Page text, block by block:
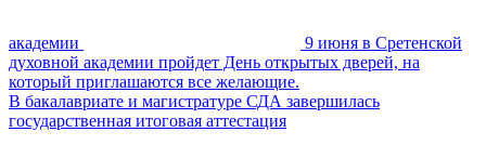
академии
9 июня в Сретенской
духовной академии пройдет День открытых дверей, на
который приглашаются все желающие.
В бакалавриате и магистратуре СДА завершилась
государственная итоговая аттестация